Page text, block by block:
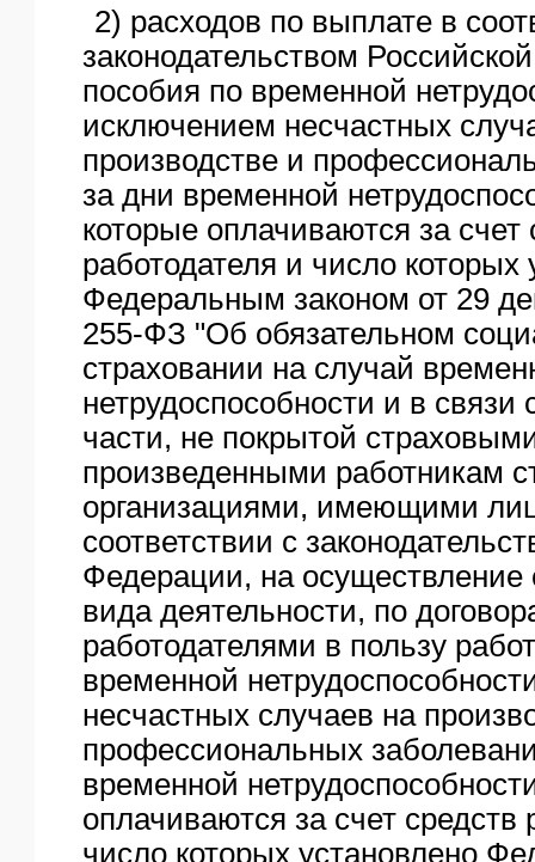
2) расходов по выплате в
законодательством
пособия по временной
исключением несчастных
производстве и
за дни временной
которые оплачиваются за счет
работодателя и число которых
Федеральным законом от 29
255-ФЗ "Об обязательном
страховании на случай
нетрудоспособности и в связи
части, не покрытой
произведенными работникам
организациями, имеющими
соответствии с
Федерации, на осуществление
вида деятельности, по
работодателями в пользу
временной
несчастных случаев на
профессиональных
временной
оплачиваются за счет средств
число которых установлено